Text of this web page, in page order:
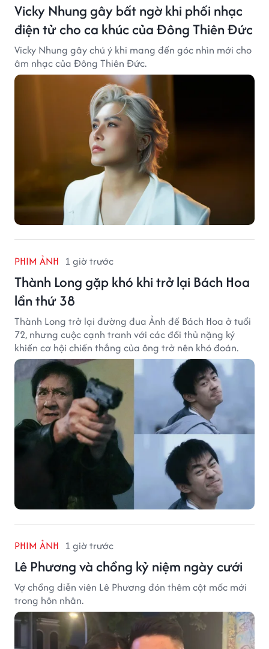
Vicky Nhung gây bất ngờ khi phối nhạc
điện tử cho ca khúc của Đông Thiên Đức
Vicky Nhung gây chú ý khi mang đến góc nhìn mới cho
âm nhạc của Đông Thiên Đức.
PHIM ẢNH 1 giờ trước
Thành Long gặp khó khi trở lại Bách Hoa
lần thứ 38
Thành Long trở lại đường đua Ảnh đế Bách Hoa ở tuổi
72, nhưng cuộc cạnh tranh với các đối thủ nặng ký
khiến cơ hội chiến thắng của ông trở nên khó đoán.
PHIM ẢNH 1 giờ trước
Lê Phương và chồng kỷ niệm ngày cưới
Vợ chồng diễn viên Lê Phương đón thêm cột mốc mới
trong hôn nhân.